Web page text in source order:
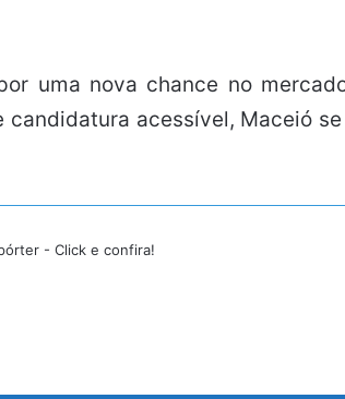
uma nova chance no
acessível, Maceió
- Click e confira!